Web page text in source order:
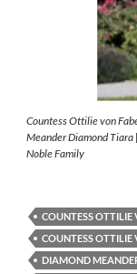
Countess Ottilie von
Meander Diamond Tiara
Noble Family
COUNTESS OTTILIE
COUNTESS OTTILIE
DIAMOND